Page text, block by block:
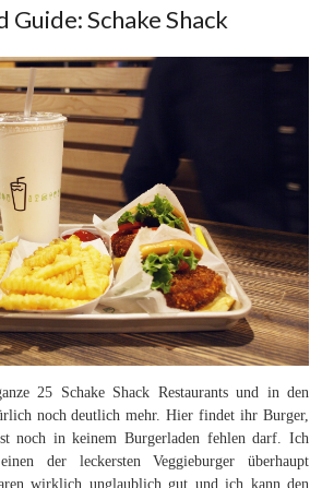
Guide: Schake Shack
25 Schake Shack Restaurants und in den
noch deutlich mehr. Hier findet ihr Burger,
noch in keinem Burgerladen fehlen darf. Ich
der leckersten Veggieburger überhaupt
wirklich unglaublich gut und ich kann den